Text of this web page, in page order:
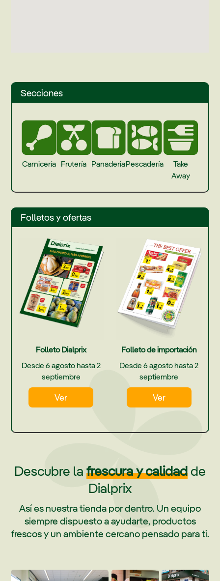
Secciones
Carnicería Frutería PanaderiaPescadería
Take
Away
Folletos y ofertas
Folleto Dialprix
Desde 6 agosto hasta 2
septiembre
Ver
Folleto de importación
Desde 6 agosto hasta 2
septiembre
Ver
Descubre la frescura y calidadde
Dialprix
Así es nuestra tienda por dentro. Un equipo
siempre dispuesto a ayudarte, productos
frescos y un ambiente cercano pensado para ti.